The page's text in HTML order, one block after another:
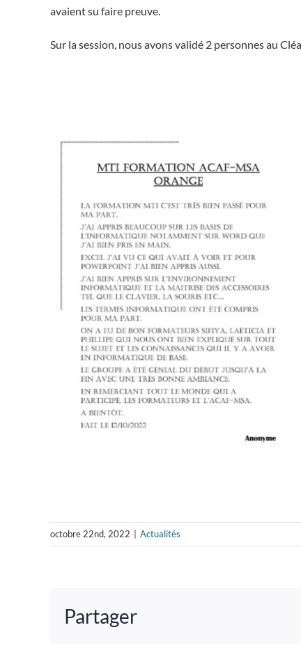
avaient su faire preuve.
Sur la session, nous avons validé 2 personnes au
octobre 22nd, 2022 Actualités
Partager